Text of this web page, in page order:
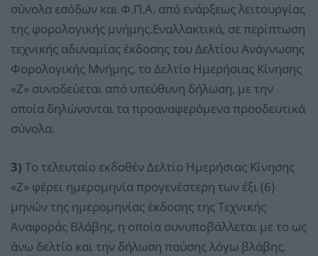
σύνολα εσόδων και Φ.Π.Α. από ενάρξεως λειτουργίας
της φορολογικής μνήμης.Εναλλακτικά, σε περίπτωση
τεχνικής αδυναμίας έκδοσης του Δελτίου Ανάγνωσης
Φορολογικής Μνήμης, το Δελτίο Ημερήσιας Κίνησης
«Ζ» συνοδεύεται από υπεύθυνη δήλωση, με την
οποία δηλώνονται τα προαναφερόμενα προοδευτικά
σύνολα.
3) Το τελευταίο εκδοθέν Δελτίο Ημερήσιας Κίνησης
«Ζ» φέρει ημερομηνία προγενέστερη των έξι (6)
μηνών της ημερομηνίας έκδοσης της Τεχνικής
Αναφοράς Βλάβης, η οποία συνυποβάλλεται με το ως
άνω δελτίο και την δήλωση παύσης λόγω βλάβης.